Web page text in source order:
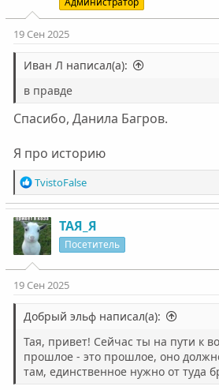
19 Сен 2025
Иван Л написал(а):
в правде
Спасибо, Данила Багров.
Я про историю
Р
е
а
к
ц
и
и
:
TvistoFalse
ТАЯ_Я
Посетитель
19 Сен 2025
Добрый эльф написал(а):
Тая, привет! Сейчас ты на пути к
прошлое - это прошлое, оно
там, единственное нужно от туда